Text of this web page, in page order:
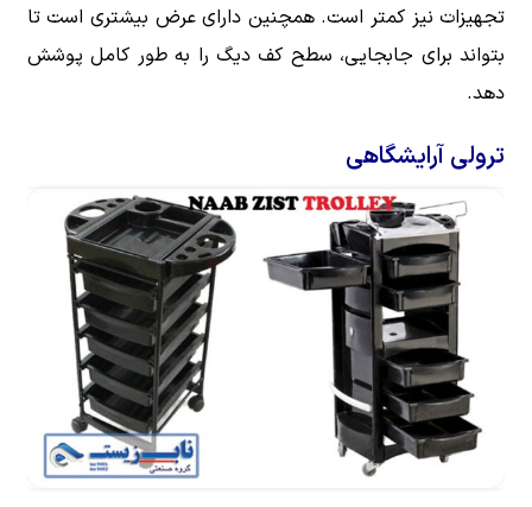
تجهیزات نیز کمتر است. همچنین دارای عرض بیشتری است تا
بتواند برای جابجایی، سطح کف دیگ را به طور کامل پوشش
دهد.
ترولی آرایشگاهی